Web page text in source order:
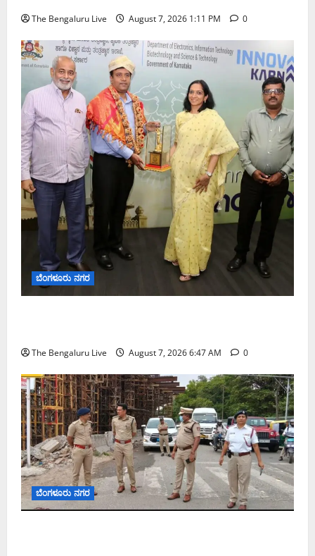
The Bengaluru Live August 7, 2026 1:11 PM 0
ಬೆಂಗಳೂರು ನಗರ
The Bengaluru Live August 7, 2026 6:47 AM 0
ಬೆಂಗಳೂರು ನಗರ